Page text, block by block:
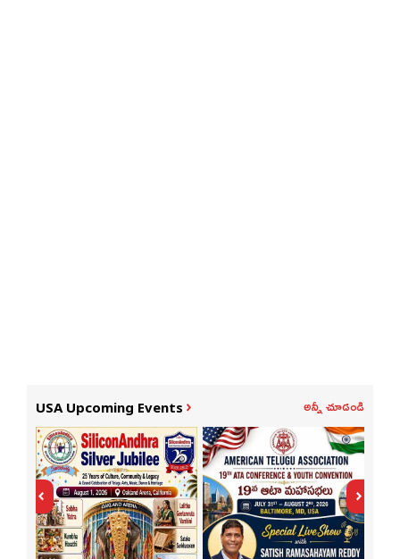
USA Upcoming Events అన్నీ చూడండి